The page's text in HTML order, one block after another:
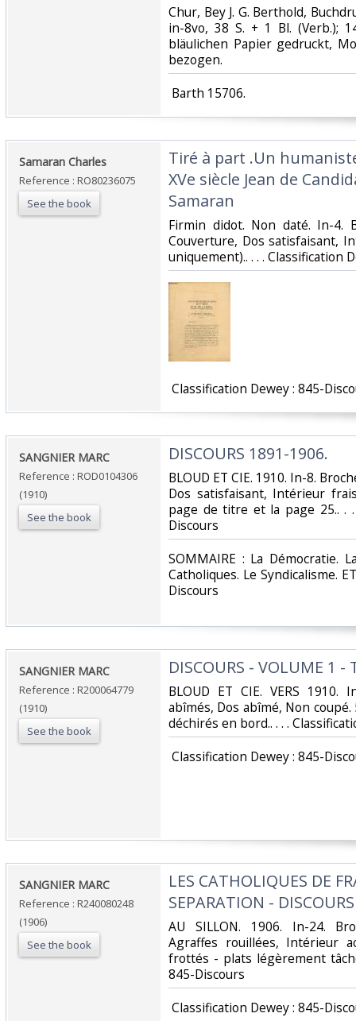
‎Chur, Bey J. G. Berthold,
in-8vo, 38 S. + 1 Bl. (Verb.);
bläulichen Papier gedruckt,
bezogen.‎
‎ Barth 15706. ‎
‎Samaran Charles‎
Reference : RO80236075
See the book
‎Tiré à part .Un
XVe siècle Jean de
Samaran‎
‎Firmin didot. Non daté. In-4.
Couverture, Dos satisfaisant,
uniquement).. . . . Classification
Classification Dewey : 845-
‎SANGNIER MARC‎
Reference : ROD0104306
(1910)
See the book
‎DISCOURS 1891-1906.‎
‎BLOUD ET CIE. 1910. In-8.
Dos satisfaisant, Intérieur
page de titre et la page 25.. .
Discours‎
‎SOMMAIRE : La Démocratie.
Catholiques. Le Syndicalisme.
Discours‎
‎SANGNIER MARC‎
Reference : R200064779
(1910)
See the book
‎DISCOURS - VOLUME 1
‎BLOUD ET CIE. VERS
abîmés, Dos abîmé, Non
déchirés en bord.. . . .
Classification Dewey : 845-
‎SANGNIER MARC‎
Reference : R240080248
(1906)
See the book
‎LES CATHOLIQUES DE
SEPARATION -
‎AU SILLON. 1906. In-24.
Agraffes rouillées, Intérieur
frottés - plats légèrement
845-Discours‎
Classification Dewey : 845-